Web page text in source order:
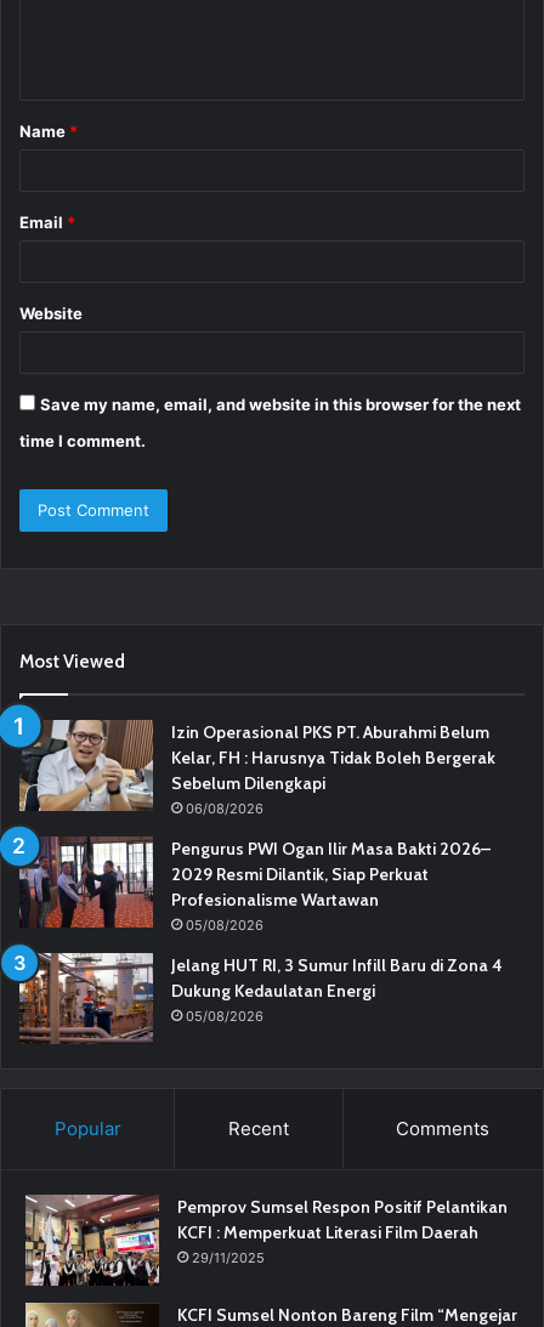
*
Name *
Email *
Website
Save my name, email, and website in this browser for the next
time I comment.
Most Viewed
Izin Operasional PKS PT. Aburahmi Belum
Kelar, FH : Harusnya Tidak Boleh Bergerak
Sebelum Dilengkapi
06/08/2026
Pengurus PWI Ogan Ilir Masa Bakti 2026–
2029 Resmi Dilantik, Siap Perkuat
Profesionalisme Wartawan
05/08/2026
Jelang HUT RI, 3 Sumur Infill Baru di Zona 4
Dukung Kedaulatan Energi
05/08/2026
Popular Recent Comments
Pemprov Sumsel Respon Positif Pelantikan
KCFI : Memperkuat Literasi Film Daerah
29/11/2025
KCFI Sumsel Nonton Bareng Film “Mengejar